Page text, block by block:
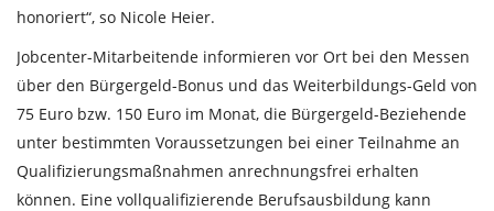
honoriert“, so Nicole Heier.
Jobcenter-Mitarbeitende informieren vor Ort bei den Messen
über den Bürgergeld-Bonus und das Weiterbildungs-Geld von
75 Euro bzw. 150 Euro im Monat, die Bürgergeld-Beziehende
unter bestimmten Voraussetzungen bei einer Teilnahme an
Qualifizierungsmaßnahmen anrechnungsfrei erhalten
können. Eine vollqualifizierende Berufsausbildung kann